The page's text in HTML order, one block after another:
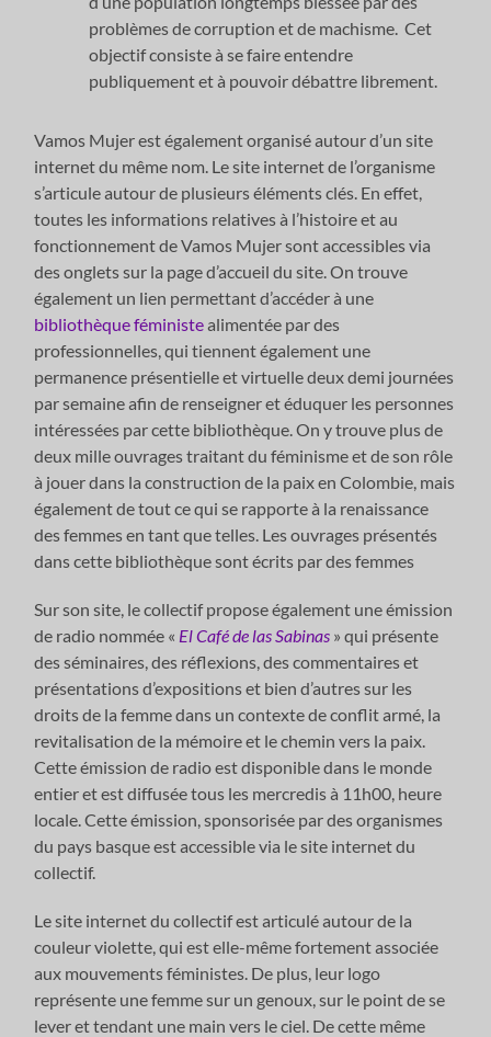
problèmes de corruption et de machisme. Cet
objectif consiste à se faire entendre
publiquement et à pouvoir débattre librement.
Vamos Mujer est également organisé autour d’un site
internet du même nom. Le site internet de l’organisme
s’articule autour de plusieurs éléments clés. En effet,
toutes les informations relatives à l’histoire et au
fonctionnement de Vamos Mujer sont accessibles via
des onglets sur la page d’accueil du site. On trouve
également un lien permettant d’accéder à une
bibliothèque féministealimentée par des
professionnelles, qui tiennent également une
permanence présentielle et virtuelle deux demi journées
par semaine afin de renseigner et éduquer les personnes
intéressées par cette bibliothèque. On y trouve plus de
deux mille ouvrages traitant du féminisme et de son rôle
à jouer dans la construction de la paix en Colombie, mais
également de tout ce qui se rapporte à la renaissance
des femmes en tant que telles. Les ouvrages présentés
dans cette bibliothèque sont écrits par des femmes
Sur son site, le collectif propose également une émission
de radio nommée « El Café de las Sabinas » qui présente
des séminaires, des réflexions, des commentaires et
présentations d’expositions et bien d’autres sur les
droits de la femme dans un contexte de conflit armé, la
revitalisation de la mémoire et le chemin vers la paix.
Cette émission de radio est disponible dans le monde
entier et est diffusée tous les mercredis à 11h00, heure
locale. Cette émission, sponsorisée par des organismes
du pays basque est accessible via le site internet du
collectif.
Le site internet du collectif est articulé autour de la
couleur violette, qui est elle-même fortement associée
aux mouvements féministes. De plus, leur logo
représente une femme sur un genoux, sur le point de se
lever et tendant une main vers le ciel. De cette même